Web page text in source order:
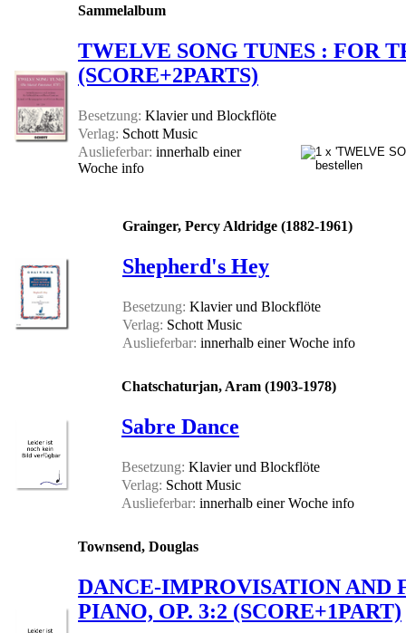
Sammelalbum
TWELVE SONG TUNES : FOR
(SCORE+2PARTS)
Besetzung: Klavier und Blockflöte
Verlag: Schott Music
Auslieferbar: innerhalb einer
Woche info
Grainger, Percy Aldridge (1882-1961)
Shepherd's Hey
Besetzung: Klavier und Blockflöte
Verlag: Schott Music
Auslieferbar: innerhalb einer Woche info
Chatschaturjan, Aram (1903-1978)
Sabre Dance
Besetzung: Klavier und Blockflöte
Verlag: Schott Music
Auslieferbar: innerhalb einer Woche info
Townsend, Douglas
DANCE-IMPROVISATION AND
PIANO, OP. 3:2 (SCORE+1PART)